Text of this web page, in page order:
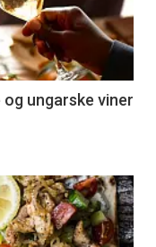
ungarske viner